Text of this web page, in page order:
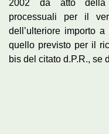
2002 dà atto della
processuali per il
dell’ulteriore importo
quello previsto per il
bis del citato d.P.R., se